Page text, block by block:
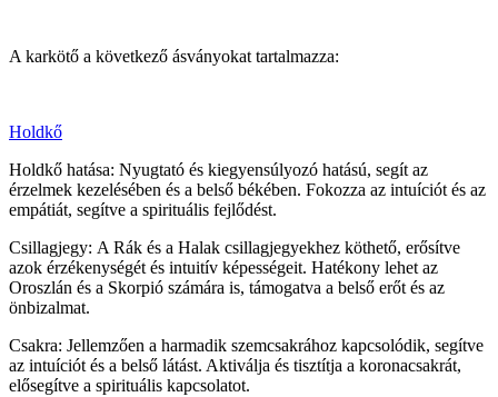
A karkötő a következő ásványokat tartalmazza:
Holdkő
Holdkő hatása: Nyugtató és kiegyensúlyozó hatású, segít az
érzelmek kezelésében és a belső békében. Fokozza az intuíciót és az
empátiát, segítve a spirituális fejlődést.
Csillagjegy: A Rák és a Halak csillagjegyekhez köthető, erősítve
azok érzékenységét és intuitív képességeit. Hatékony lehet az
Oroszlán és a Skorpió számára is, támogatva a belső erőt és az
önbizalmat.
Csakra: Jellemzően a harmadik szemcsakrához kapcsolódik, segítve
az intuíciót és a belső látást. Aktiválja és tisztítja a koronacsakrát,
elősegítve a spirituális kapcsolatot.